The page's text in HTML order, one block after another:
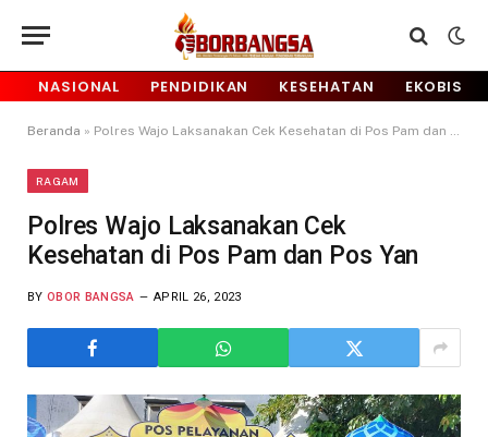
NASIONAL PENDIDIKAN KESEHATAN EKOBIS
Beranda » Polres Wajo Laksanakan Cek Kesehatan di Pos Pam dan Pos Yan
RAGAM
Polres Wajo Laksanakan Cek
Kesehatan di Pos Pam dan Pos Yan
BY OBOR BANGSA APRIL 26, 2023